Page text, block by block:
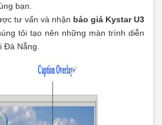
bạn.
tư vấn và nhận báo giá Kystar U3
tôi tạo nên những màn trình diễn
Đà Nẵng.